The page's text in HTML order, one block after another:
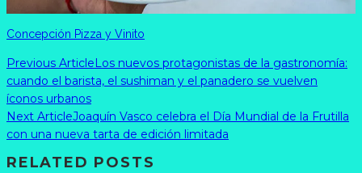
Concepción Pizza y Vinito
Previous ArticleLos nuevos protagonistas de la gastronomía:
cuando el barista, el sushiman y el panadero se vuelven
íconos urbanos
Next ArticleJoaquín Vasco celebra el Día Mundial de la Frutilla
con una nueva tarta de edición limitada
RELATED POSTS